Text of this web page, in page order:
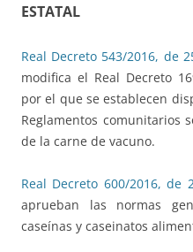
ESTATAL
Real Decreto 543/2016, de
modifica el Real Decreto
por el que se establecen
Reglamentos comunitarios
de la carne de vacuno.
Real Decreto 600/2016, de
aprueban las normas
caseínas y caseinatos